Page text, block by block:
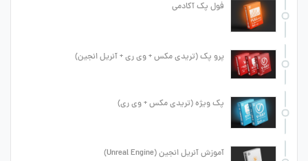
فول پک آکادمی
پرو پک (تریدی مکس + وی ری + آنریل انجین)
پک ویژه (تریدی مکس + وی ری)
آموزش آنریل انجین (Unreal Engine)